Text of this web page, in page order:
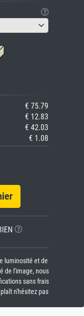
€ 75.79
€ 12.83
€ 42.03
€ 1.08
luminosité et de
de l'image, nous
sans frais
n'hésitez pas